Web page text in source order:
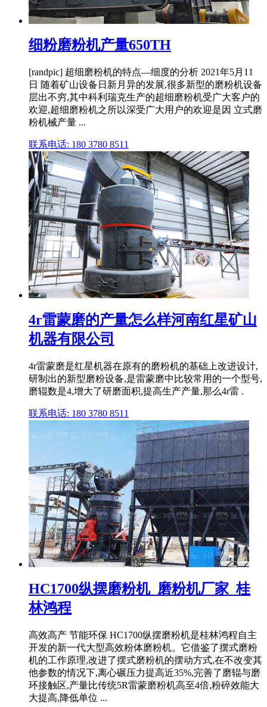
细粉磨粉机产量650TH
[randpic] 超细磨粉机的特点—细度的分析 2021年5月11
日 随着矿山设备日新月异的发展,很多新型的磨粉机设备
层出不穷,其中科利瑞克生产的超细磨粉机受广大客户的
欢迎,超细磨粉机之所以深受广大用户的欢迎是因 立式磨
粉机械产量 ...
联系电话: 180 3780 8511
4r雷蒙磨的产量怎么样河南红星矿山
机器有限公司
4r雷蒙磨是红星机器在原有的磨粉机的基础上改进设计,
研制出的新型磨粉设备,是雷蒙磨中比较常用的一个型号,
磨辊数是4,增大了研磨面积,提高生产产量,那么4r雷 .
联系电话: 180 3780 8511
HC1700纵摆磨粉机_磨粉机厂家_桂
林鸿程
高效高产 节能环保 HC1700纵摆磨粉机是桂林鸿程自主
开发的新一代大型高效粉体磨粉机。它借鉴了摆式磨粉
机的工作原理,改进了摆式磨粉机的摆动方式,在不改变其
他参数的情况下,离心碾压力提高近35%,完善了磨辊与磨
环接触区,产量比传统5R雷蒙磨粉机高至4倍,粉碎效能大
大提高,降低单位 ...